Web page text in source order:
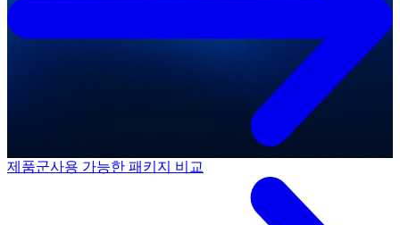
제품군사용 가능한 패키지 비교